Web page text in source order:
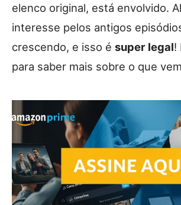
elenco original, está envolvido.
interesse pelos antigos
crescendo, e isso é super legal!
para saber mais sobre o que